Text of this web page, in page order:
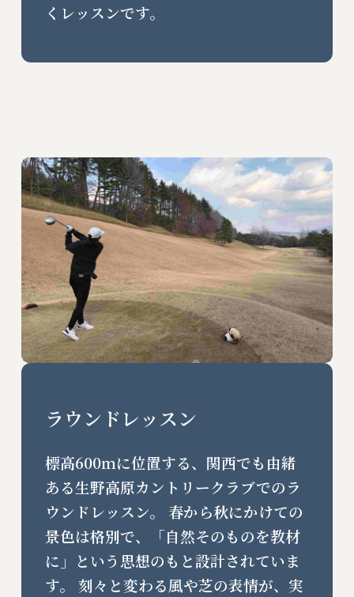
くレッスンです。
ラウンドレッスン
標高600ｍに位置する、関西でも由緒
ある生野高原カントリークラブでのラ
ウンドレッスン。 春から秋にかけての
景色は格別で、「自然そのものを教材
に」という思想のもと設計されていま
す。 刻々と変わる風や芝の表情が、実